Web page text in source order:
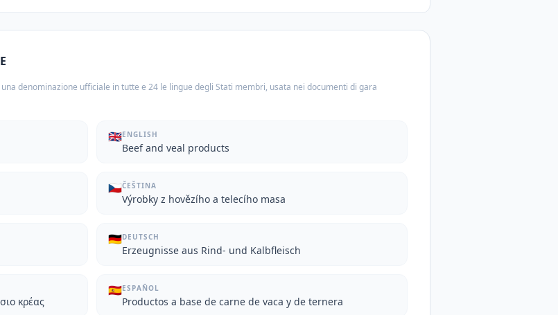
denominazione ufficiale in tutte e 24 le lingue degli Stati membri, usata nei documenti di gara
🇬🇧ENGLISH
Beef and veal products
🇨🇿ČEŠTINA
Výrobky z hovězího a telecího masa
🇩🇪DEUTSCH
Erzeugnisse aus Rind- und Kalbfleisch
κρέας
🇪🇸ESPAÑOL
Productos a base de carne de vaca y de ternera